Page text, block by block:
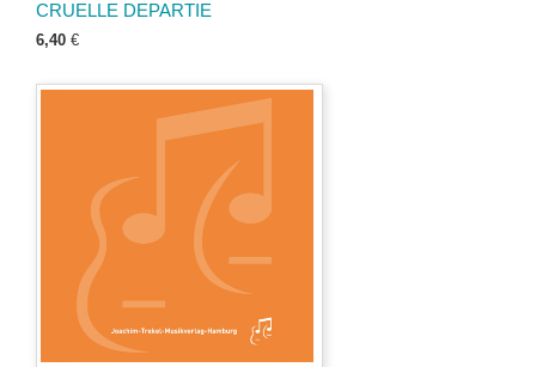
CRUELLE DEPARTIE
6,40 €